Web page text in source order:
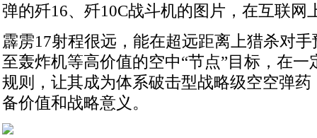
弹的歼16、歼10C战斗机的图片，在互联网
霹雳17射程很远，能在超远距离上猎杀对
至轰炸机等高价值的空中“节点”目标，在
规则，让其成为体系破击型战略级空空弹
备价值和战略意义。